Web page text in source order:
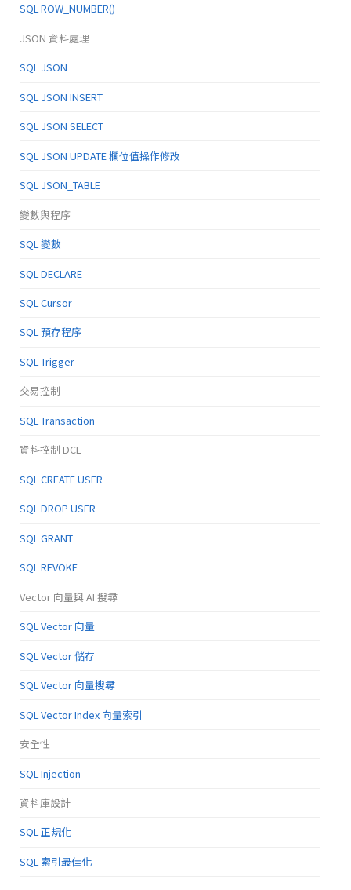
SQL ROW_NUMBER()
JSON 資料處理
SQL JSON
SQL JSON INSERT
SQL JSON SELECT
SQL JSON UPDATE 欄位值操作修改
SQL JSON_TABLE
變數與程序
SQL 變數
SQL DECLARE
SQL Cursor
SQL 預存程序
SQL Trigger
交易控制
SQL Transaction
資料控制 DCL
SQL CREATE USER
SQL DROP USER
SQL GRANT
SQL REVOKE
Vector 向量與 AI 搜尋
SQL Vector 向量
SQL Vector 儲存
SQL Vector 向量搜尋
SQL Vector Index 向量索引
安全性
SQL Injection
資料庫設計
SQL 正規化
SQL 索引最佳化